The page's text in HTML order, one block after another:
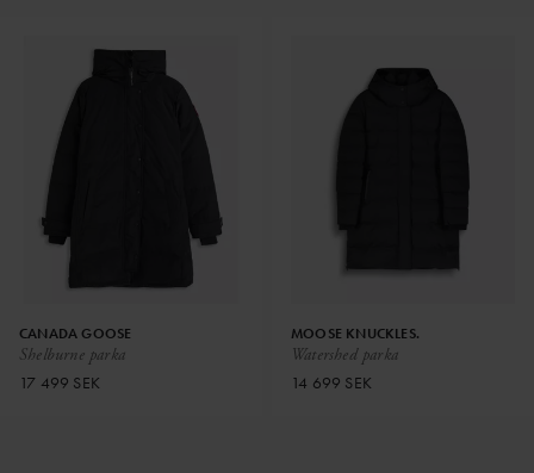
Shelburne parka
CANADA GOOSE
17 499 SEK
Watershed parka
MOOSE KNUCKLES.
14 699 SEK